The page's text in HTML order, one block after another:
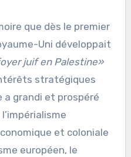
que dès le premier
Uni développait
juif en Palestine»
stratégiques
a grandi et prospéré
et coloniale
européen, le